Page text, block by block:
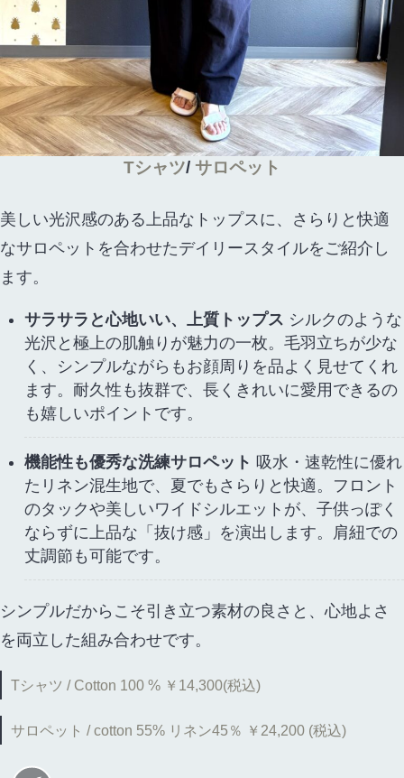
Tシャツ/ サロペット
美しい光沢感のある上品なトップスに、さらりと快適
なサロペットを合わせたデイリースタイルをご紹介し
ます。
サラサラと心地いい、上質トップス シルクのような
光沢と極上の肌触りが魅力の一枚。毛羽立ちが少な
く、シンプルながらもお顔周りを品よく見せてくれ
ます。耐久性も抜群で、長くきれいに愛用できるの
も嬉しいポイントです。
機能性も優秀な洗練サロペット 吸水・速乾性に優れ
たリネン混生地で、夏でもさらりと快適。フロント
のタックや美しいワイドシルエットが、子供っぽく
ならずに上品な「抜け感」を演出します。肩紐での
丈調節も可能です。
シンプルだからこそ引き立つ素材の良さと、心地よさ
を両立した組み合わせです。
Tシャツ / Cotton 100 % ￥14,300(税込)
サロペット / cotton 55% リネン45％ ￥24,200 (税込)